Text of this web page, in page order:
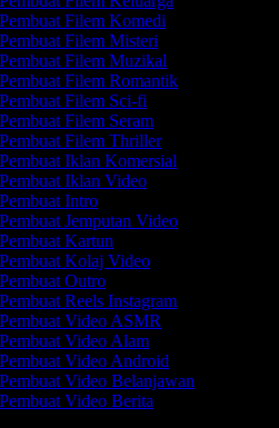
Filem Komedi
Filem Misteri
Filem Muzikal
Filem Romantik
Filem Sci-fi
Filem Seram
Filem Thriller
Iklan Komersial
Iklan Video
Intro
Jemputan Video
Kartun
Kolaj Video
Outro
Reels Instagram
Video ASMR
Video Alam
Video Android
Video Belanjawan
Video Berita